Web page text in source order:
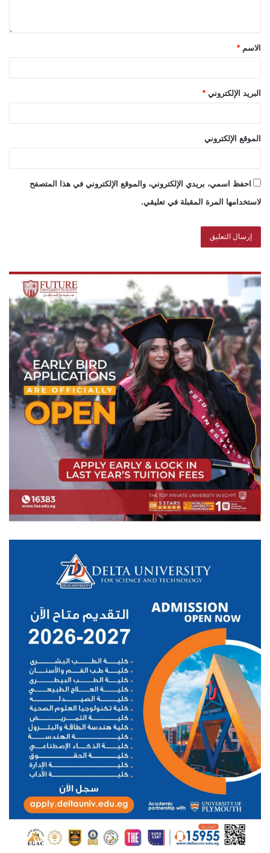
الاسم *
البريد الإلكتروني *
الموقع الإلكتروني
احفظ اسمي، بريدي الإلكتروني، والموقع الإلكتروني في هذا المتصفح
لاستخدامها المرة المقبلة في تعليقي.